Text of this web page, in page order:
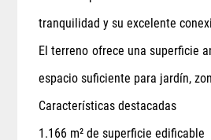
tranquilidad y su excelente
El terreno ofrece una superficie
espacio suficiente para jardín,
Características destacadas
1.166 m² de superficie edificable